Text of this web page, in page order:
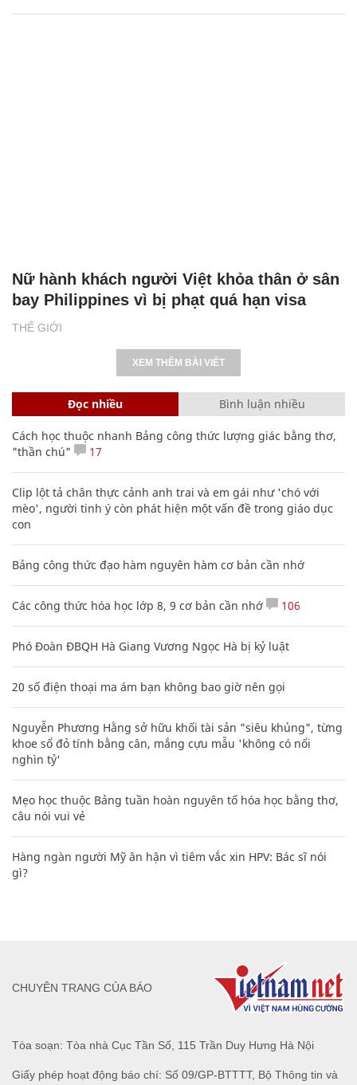
THẾ GIỚI
Nữ hành khách người Việt khỏa thân ở sân
bay Philippines vì bị phạt quá hạn visa
XEM THÊM BÀI VIẾT
Đọc nhiều Bình luận nhiều
Cách học thuộc nhanh Bảng công thức lượng giác bằng thơ,
"thần chú"
17
Clip lột tả chân thực cảnh anh trai và em gái như 'chó với
mèo', người tinh ý còn phát hiện một vấn đề trong giáo dục
con
Bảng công thức đạo hàm nguyên hàm cơ bản cần nhớ
Các công thức hóa học lớp 8, 9 cơ bản cần nhớ 106
Phó Đoàn ĐBQH Hà Giang Vương Ngọc Hà bị kỷ luật
20 số điện thoại ma ám bạn không bao giờ nên gọi
Nguyễn Phương Hằng sở hữu khối tài sản "siêu khủng", từng
khoe sổ đỏ tính bằng cân, mắng cựu mẫu 'không có nổi
nghìn tỷ'
Mẹo học thuộc Bảng tuần hoàn nguyên tố hóa học bằng thơ,
câu nói vui vẻ
Hàng ngàn người Mỹ ân hận vì tiêm vắc xin HPV: Bác sĩ nói
gì?
Tòa soạn: Tòa nhà Cục Tần Số, 115 Trần Duy Hưng Hà Nội
Giấy phép hoạt động báo chí: Số 09/GP-BTTTT, Bộ Thông tin và
CHUYÊN TRANG CỦA BÁO